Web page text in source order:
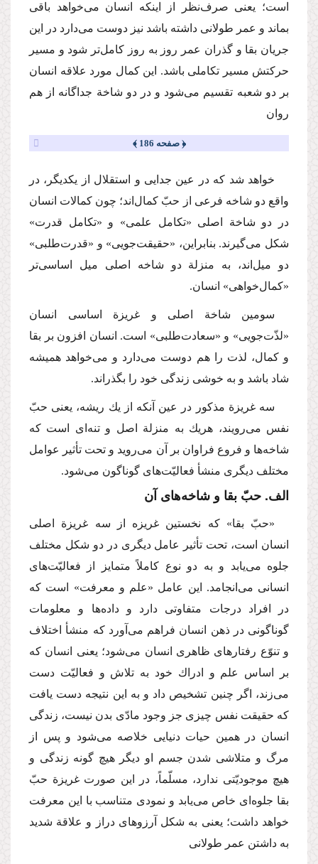
است؛ یعنی صرف‌نظر از اینكه انسان می‌خواهد باقی
بماند و عمر طولانی داشته باشد نیز دوست می‌دارد در این
جریان بقا و گذران عمر روز به روز كامل‌تر شود و مسیر
حركتش مسیر تكاملی باشد. این كمال مورد علاقه انسان
بر دو شعبه تقسیم می‌شود و در دو شاخة جداگانه از هم
روان
﴿ صفحه 186 ﴾
خواهد شد كه در عین جدایی و استقلال از یكدیگر، در
واقع دو شاخه فرعی از حبّ كمال‌اند؛ چون كمالات انسان
در دو شاخة اصلی «تكامل علمی» و «تكامل قدرت»
شكل می‌گیرند. بنابراین، «حقیقت‌جویی» و «قدرت‌طلبی»
دو میل‌اند، به منزلة دو شاخه اصلی میل اساسی‌تر
«كمال‌خواهی» انسان.
سومین شاخة اصلی و غریزة اساسی انسان
«لذّت‌جویی» و «سعادت‌طلبی» است. انسان افزون بر بقا
و كمال، لذت را هم دوست می‌دارد و می‌خواهد همیشه
شاد باشد و به خوشی زندگی خود را بگذراند.
سه غریزة مذكور در عین آنكه از یك ریشه، یعنی حبّ
نفس می‌رویند، هریك به منزلة اصل و تنه‌ای است كه
شاخه‌ها و فروع فراوان بر آن می‌روید و تحت تأثیر عوامل
مختلف دیگری منشأ فعالیّت‌های گوناگون می‌شود.
الف. حبّ بقا و شاخه‌های آن
«حبّ بقا» كه نخستین غریزه از سه غریزة اصلی
انسان است، تحت تأثیر عامل دیگری در دو شكل مختلف
جلوه می‌یابد و به دو نوع كاملاً متمایز از فعالیّت‌های
انسانی می‌انجامد. این عامل «علم و معرفت» است كه
در افراد درجات متفاوتی دارد و داده‌ها و معلومات
گوناگونی در ذهن انسان فراهم می‌آورد كه منشأ اختلاف
و تنوّع رفتارهای ظاهری انسان می‌شود؛ یعنی انسان كه
بر اساس علم و ادراك خود به تلاش و فعالیّت دست
می‌زند، اگر چنین تشخیص داد و به این نتیجه دست یافت
كه حقیقت نفس چیزی جز وجود مادّی بدن نیست، زندگی
انسان در همین حیات دنیایی خلاصه می‌شود و پس از
مرگ و متلاشی شدن جسم او دیگر هیچ گونه زندگی و
هیچ موجودیّتی ندارد، مسلّماً، در این صورت غریزة حبّ
بقا جلوه‌ای خاص می‌یابد و نمودی متناسب با این معرفت
خواهد داشت؛ یعنی به شكل آرزوهای دراز و علاقة شدید
به داشتن عمر طولانی